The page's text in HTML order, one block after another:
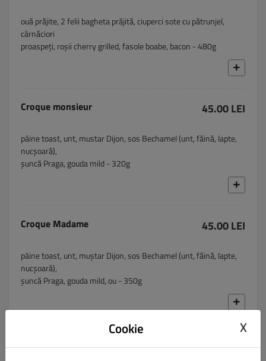
ouă prăjite, 2 felii bagheta prăjită, ciuperci sote cu pătrunjel,
cârnăciori
proaspeți, roșii cherry grilled, fasole boabe, bacon - 480g
Croque monsieur 45.00 LEI
pâine toast, unt, mustar Dijon, sos Bechamel (unt, făină, lapte,
nucșoară),
șuncă Praga, gouda mild - 320g
Croque Madame 45.00 LEI
pâine toast, unt, muștar Dijon, sos Bechamel (unt, făină, lapte,
nucșoară),
șuncă Praga, gouda mild, ou - 350g
Cookie X